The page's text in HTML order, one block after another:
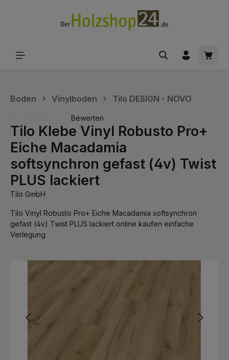
Boden Vinylboden Tilo DESIGN - NOVO
Durchschnittliche Bewertung von 0 von 5 Sternen
Bewerten
Tilo Klebe Vinyl Robusto Pro+
Eiche Macadamia
softsynchron gefast (4v) Twist
PLUS lackiert
Tilo GmbH
Tilo Vinyl Robusto Pro+ Eiche Macadamia softsynchron
gefast (4v) Twist PLUS lackiert online kaufen einfache
Verlegung
Bildergalerie überspringen